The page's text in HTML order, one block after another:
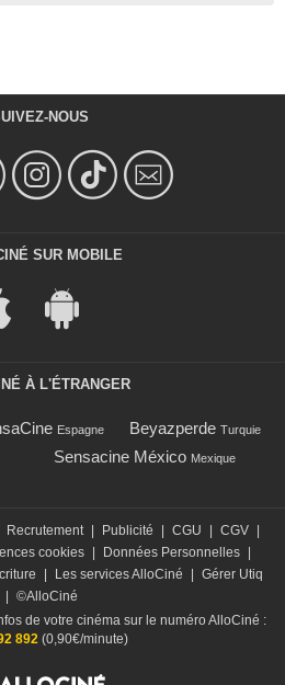
NOUS
SUR MOBILE
À L'ÉTRANGER
Espagne Beyazperde Turquie
Sensacine México Mexique
Recrutement | Publicité | CGU | CGV |
cookies | Données Personnelles |
| Les services AlloCiné | Gérer Utiq
| ©AlloCiné
de votre cinéma sur le numéro AlloCiné :
892 (0,90€/minute)